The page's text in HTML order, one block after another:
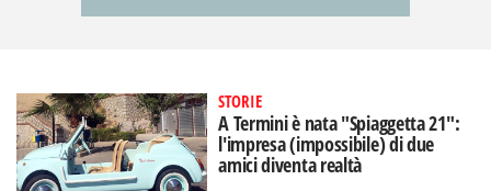
STORIE
A Termini è nata "Spiaggetta 21":
l'impresa (impossibile) di due
amici diventa realtà